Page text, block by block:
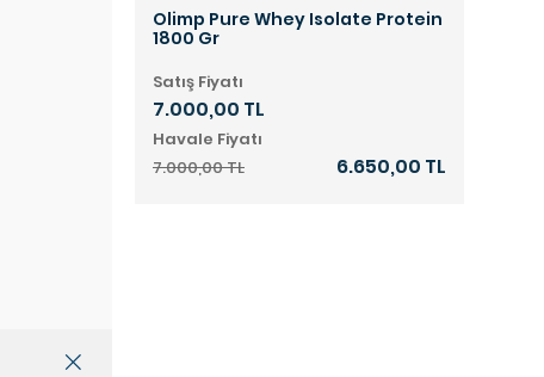
Olimp Pure Whey Isolate Protein
1800 Gr
Satış Fiyatı
7.000,00 TL
Havale Fiyatı
7.000,00 TL
6.650,00 TL